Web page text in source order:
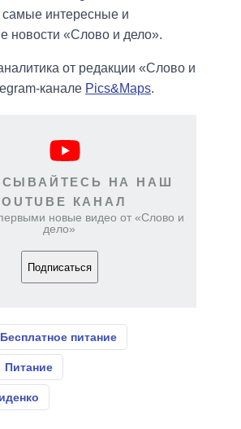
самые интересные и
новости «Слово и дело».
от редакции «Слово и
канале Pics&Maps.
НА НАШ
КАНАЛ
новые видео от «Слово и
дело»
Подписаться
Бесплатное питание
Питание